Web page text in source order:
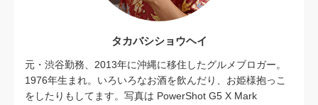
タカバシショウヘイ
元・渋谷勤務、2013年に沖縄に移住したグルメブロガー。
1976年生まれ。いろいろなお酒を飲んだり、お姫様抱っこ
をしたりもしてます。写真は PowerShot G5 X Mark